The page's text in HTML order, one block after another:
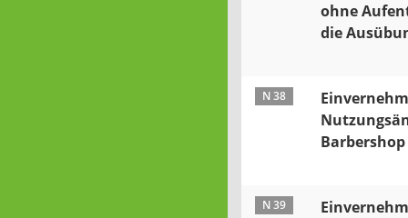
ohne
die
N 38
Barbershop
N 39